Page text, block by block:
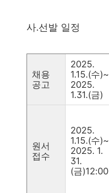
사.선발 일정
채용
공고
2025.
1.15.(수)~
2025.
1.31.(금)
원서
접수
2025.
1.15.(수)~
2025. 1.
31.
(금)12:00